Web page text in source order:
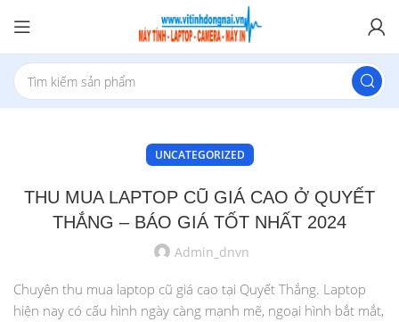
UNCATEGORIZED
THU MUA LAPTOP CŨ GIÁ CAO Ở QUYẾT
THẮNG – BÁO GIÁ TỐT NHẤT 2024
Admin_dnvn
Chuyên thu mua laptop cũ giá cao tại Quyết Thắng. Laptop
hiện nay có cấu hình ngày càng mạnh mẽ, ngoại hình bắt mắt,